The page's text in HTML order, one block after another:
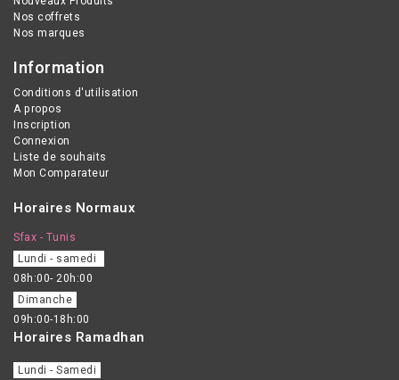
Sensitive permet les
soins des mains très
les détergents, l’eau ou le
froid. Elle est enrichie en
glycérine qui accélère le
processus de
régénération de la peau,
renforce la fonction
barrière de la peau, en
huile de jojoba qui
améliore l’élasticité de la
peau, et en vitamine B3,
en dexpanthol.
Nos coffrets
Nos marques
Information
Conditions d'utilisation
A propos
Inscription
Connexion
Liste de souhaits
Mon Comparateur
Horaires Normaux
Sfax - Tunis
Lundi - samedi
08h:00- 20h:00
Dimanche
09h:00-18h:00
Horaires Ramadhan
Lundi - Samedi